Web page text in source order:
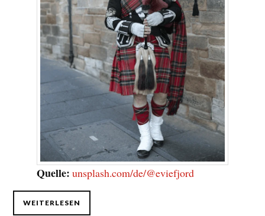
Quelle:unsplash.com/de/@eviefjord
WEITERLESEN